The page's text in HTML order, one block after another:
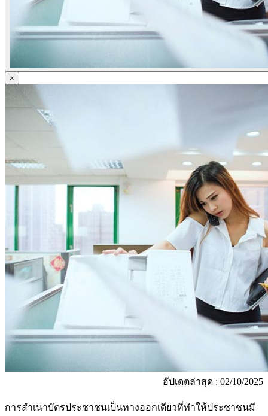
ข่าวธุรกิจ
ข่าวสัมมนา
ข่าวไอที
×
อัปเดตล่าสุด : 02/10/2025
การสำเนาบัตรประชาชนเป็นทางออกเดียวที่ทำให้ประชาชนมี